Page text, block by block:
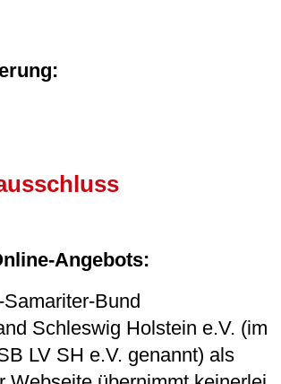
​Angebots:
Bund
Schleswig Holstein e.V. (im
LV SH e.V. genannt) als